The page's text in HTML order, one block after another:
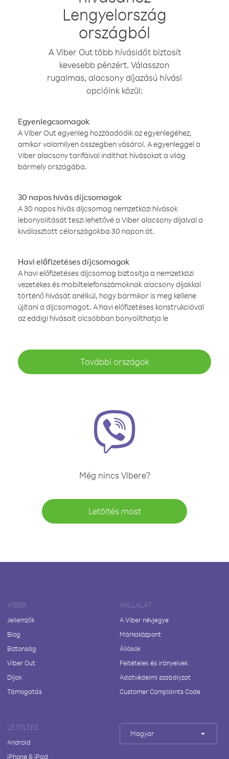
Lengyelország
országból
A Viber Out több hívásidőt biztosít
kevesebb pénzért. Válasszon
rugalmas, alacsony díjazású hívási
opcióink közül:
Egyenlegcsomagok
A Viber Out egyenleg hozzáadódik az egyenlegéhez,
amikor valamilyen összegben vásárol. A egyenleggel a
Viber alacsony tarifáival indíthat hívásokat a világ
bármely országába.
30 napos hívás díjcsomagok
A 30 napos hívás díjcsomag nemzetközi hívások
lebonyolítását teszi lehetővé a Viber alacsony díjaival a
kiválasztott célországokba 30 napon át.
Havi előfizetéses díjcsomagok
A havi előfizetéses díjcsomag biztosítja a nemzetközi
vezetékes és mobiltelefonszámoknak alacsony díjakkal
történő hívását anélkül, hogy bármikor is meg kellene
újítani a díjcsomagot. A havi előfizetéses konstrukcióval
az eddigi hívásait olcsóbban bonyolíthatja le
További országok
Még nincs Vibere?
Letöltés most
VIBER
Jellemzők
Blog
Biztonság
Viber Out
Díjak
Támogatás
VÁLLALAT
A Viber névjegye
Márkaközpont
Állások
Feltételek és irányelvek
Adatvédelmi szabályzat
Customer Complaints Code
LETÖLTÉS
Android
iPhone & iPad
Magyar